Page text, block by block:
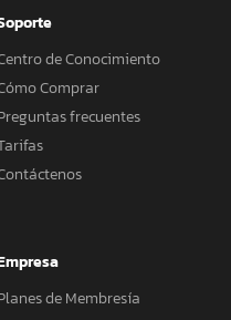
de Conocimiento
Comprar
frecuentes
de Membresía